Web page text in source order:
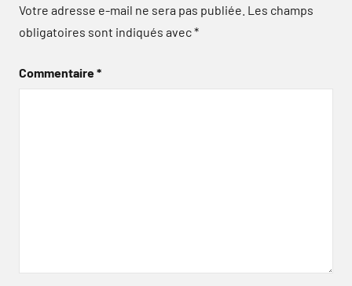
Votre adresse e-mail ne sera pas publiée. Les champs
obligatoires sont indiqués avec*
Commentaire*